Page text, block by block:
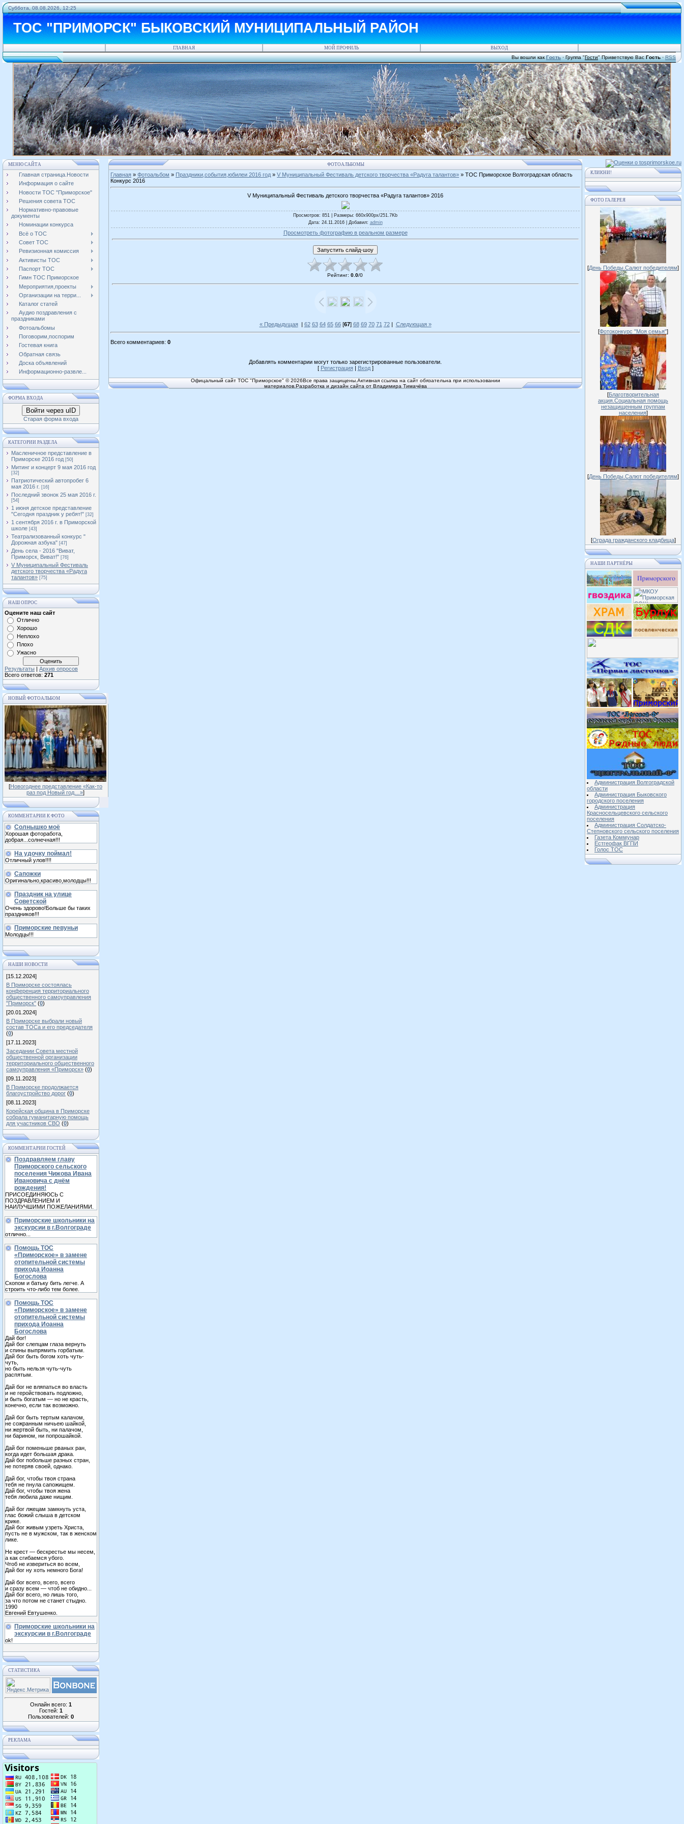
Суббота, 08.08.2026, 12:25
ТОС "ПРИМОРСК" БЫКОВСКИЙ МУНИЦИПАЛЬНЫЙ РАЙОН
ГЛАВНАЯ МОЙ ПРОФИЛЬ ВЫХОД
Вы вошли как Гость·Группа"Гости"Приветствую ВасГость·RSS
МЕНЮ САЙТА
Главная страница.Новости
Информация о сайте
Новости ТОС "Приморское"
Решения совета ТОС
Нормативно-правовые
документы
Номинации конкурса
Всё о ТОС
Совет ТОС
Ревизионная комиссия
Активисты ТОС
Паспорт ТОС
Гимн ТОС Приморское
Мероприятия,проекты
Организации на терри...
Каталог статей
Аудио поздравления с
праздниками
Фотоальбомы
Поговорим,поспорим
Гостевая книга
Обратная связь
Доска объявлений
Информационно-развле...
ФОРМА ВХОДА
Войти через uID
Старая форма входа
КАТЕГОРИИ РАЗДЕЛА
Масленичное представление в
Приморске 2016 год [50]
Митинг и концерт 9 мая 2016 год
[32]
Патриотический автопробег 6
мая 2016 г. [16]
Последний звонок 25 мая 2016 г.
[54]
1 июня детское представление
"Сегодня праздник у ребят!" [32]
1 сентября 2016 г. в Приморской
школе [43]
Театрализованный конкурс "
Дорожная азбука" [47]
День села - 2016 "Виват,
Приморск, Виват!" [76]
V Муниципальный Фестиваль
детского творчества «Радуга
талантов» [75]
НАШ ОПРОС
Оцените наш сайт
Отлично
Хорошо
Неплохо
Плохо
Ужасно
Результаты | Архив опросов
Всего ответов: 271
НОВЫЙ ФОТОАЛЬБОМ
[Новогоднее представление «Как-то
раз под Новый год…»]
КОММЕНТАРИИ К ФОТО
Солнышко моё
Хорошая фоторабота,
добрая...солнечная!!!
На удочку поймал!
Отличный улов!!!!
Сапожки
Оригинально,красиво,молодцы!!!
Праздник на улице
Советской
Очень здорово!Больше бы таких
праздников!!!
Приморские певуньи
Молодцы!!!
НАШИ НОВОСТИ
[15.12.2024]
В Приморске состоялась
конференция территориального
общественного самоуправления
"Приморск" (0)
[20.01.2024]
В Приморске выбрали новый
состав ТОСа и его председателя
(0)
[17.11.2023]
Заседании Совета местной
общественной организации
территориального общественного
самоуправления «Приморск» (0)
[09.11.2023]
В Приморске продолжается
благоустройство дорог (0)
[08.11.2023]
Корейская община в Приморске
собрала гуманитарную помощь
для участников СВО (0)
КОММЕНТАРИИ ГОСТЕЙ
Поздравляем главу
Приморского сельского
поселения Чижова Ивана
Ивановича с днём
рождения!
ПРИСОЕДИНЯЮСЬ С
ПОЗДРАВЛЕНИЕМ И
НАИЛУЧШИМИ ПОЖЕЛАНИЯМИ.
Приморские школьники на
экскурсии в г.Волгограде
отлично...
Помощь ТОС
«Приморское» в замене
отопительной системы
прихода Иоанна
Богослова
Скопом и батьку бить легче. А
строить что-либо тем более.
Помощь ТОС
«Приморское» в замене
отопительной системы
прихода Иоанна
Богослова
Дай бог!
Дай бог слепцам глаза вернуть
и спины выпрямить горбатым.
Дай бог быть богом хоть чуть-
чуть,
но быть нельзя чуть-чуть
распятым.
Дай бог не вляпаться во власть
и не геройствовать подложно,
и быть богатым — но не красть,
конечно, если так возможно.
Дай бог быть тертым калачом,
не сожранным ничьею шайкой,
ни жертвой быть, ни палачом,
ни барином, ни попрошайкой.
Дай бог поменьше рваных ран,
когда идет большая драка.
Дай бог побольше разных стран,
не потеряв своей, однако.
Дай бог, чтобы твоя страна
тебя не пнула сапожищем.
Дай бог, чтобы твоя жена
тебя любила даже нищим.
Дай бог лжецам замкнуть уста,
глас божий слыша в детском
крике.
Дай бог живым узреть Христа,
пусть не в мужском, так в женском
лике.
Не крест — бескрестье мы несем,
а как сгибаемся убого.
Чтоб не извериться во всем,
Дай бог ну хоть немного Бога!
Дай бог всего, всего, всего
и сразу всем — чтоб не обидно...
Дай бог всего, но лишь того,
за что потом не станет стыдно.
1990
Евгений Евтушенко.
Приморские школьники на
экскурсии в г.Волгограде
ok!
СТАТИСТИКА
Онлайн всего: 1
Гостей: 1
Пользователей: 0
РЕКЛАМА
ФОТОАЛЬБОМЫ
Главная » Фотоальбом » Праздники,события,юбилеи 2016 год » V Муниципальный Фестиваль детского творчества «Радуга талантов» » ТОС Приморское Волгоградская область
Конкурс 2016
V Муниципальный Фестиваль детского творчества «Радуга талантов» 2016
Просмотров: 851 | Размеры: 660x900px/251.7Kb
Дата: 24.11.2016 | Добавил: admin
Просмотреть фотографию в реальном размере
Рейтинг: 0.0/0
« Предыдущая| 62 63 64 65 66[67] 68 69 70 71 72| Следующая »
Всего комментариев: 0
Добавлять комментарии могут только зарегистрированные пользователи.
[ Регистрация| Вход]
Офицальный сайт ТОС "Приморское" © 2026Все права защищены.Активная ссылка на сайт обязательна при использовании
материалов.Разработка и дизайн сайта от Владимира Тимачёва
КЛИКНИ!
ФОТО ГАЛЕРЕЯ
[День Победы.Салют победителям]
[Фотоконкурс "Моя семья"]
[Благотворительная
акция.Социальная помощь
незащищенным группам
населения]
[День Победы.Салют победителям]
[Ограда гражданского кладбища]
НАШИ ПАРТНЁРЫ
Администрация Волгоградской
области
Администрация Быковского
городского поселения
Администрация
Красносельцевского сельского
поселения
Администрация Солдатско-
Степновского сельского поселения
Газета Коммунар
Естгеофак ВГПИ
Голос ТОС